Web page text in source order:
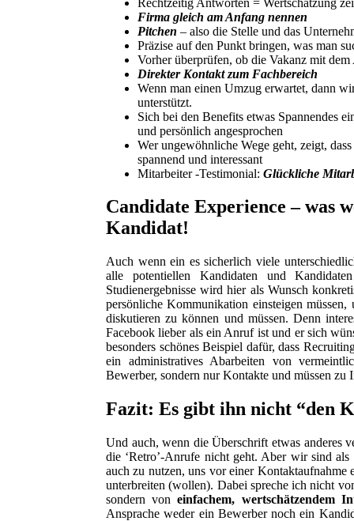
Firma gleich am Anfang nennen
Pitchen – also die Stelle und das
Präzise auf den Punkt bringen, was man
Vorher überprüfen, ob die Vakanz mit
Direkter Kontakt zum Fachbereich
Wenn man einen Umzug erwartet, dann
unterstützt.
Sich bei den Benefits etwas Spannendes
und persönlich angesprochen
Wer ungewöhnliche Wege geht, zeigt,
spannend und interessant
Mitarbeiter -Testimonial: Glückliche
Candidate Experience – was
Kandidat!
Auch wenn ein es sicherlich viele
alle potentiellen Kandidaten und
Studienergebnisse wird hier als Wunsch
persönliche Kommunikation einsteigen
diskutieren zu können und müssen. Denn
Facebook lieber als ein Anruf ist und er sich
besonders schönes Beispiel dafür, dass
ein administratives Abarbeiten von
Bewerber, sondern nur Kontakte und müssen zu
Fazit: Es gibt ihn nicht “den
Und auch, wenn die Überschrift etwas anderes
die ‘Retro’-Anrufe nicht geht. Aber wir sind
auch zu nutzen, uns vor einer
unterbreiten (wollen). Dabei spreche ich nicht
sondern voneinfachem, wertschätzendem
Ansprache weder ein Bewerber noch ein